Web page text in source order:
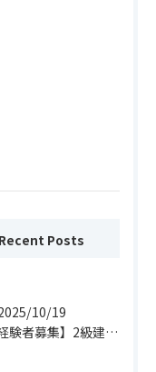
Recent Posts
10/19
【経験者募集】2級建築施工管理技士、土木施工管理技士をお持ちの方